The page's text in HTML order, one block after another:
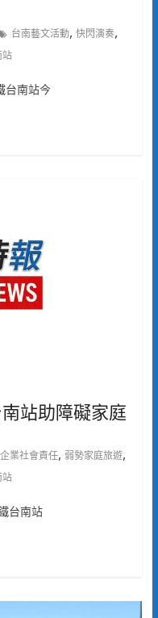
台南藝文活動, 快閃演奏,
站
台南站今
站助障礙家庭
企業社會責任, 弱勢家庭旅遊,
站
台南站